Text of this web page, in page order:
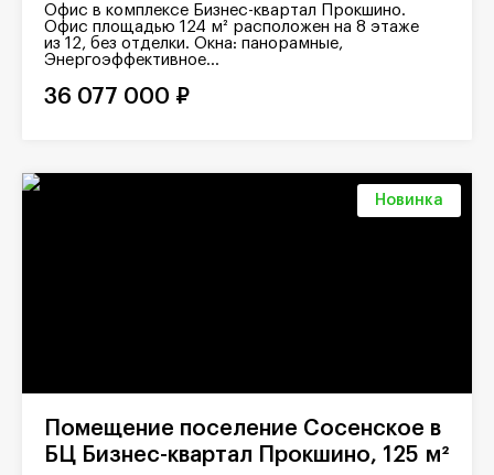
Офис в комплексе Бизнес-квартал Прокшино.
Офис площадью 124 м² расположен на 8 этаже
из 12, без отделки. Окна: панорамные,
Энергоэффективное...
36 077 000 ₽
Новинка
Помещение поселение Сосенское в
БЦ Бизнес-квартал Прокшино, 125 м²